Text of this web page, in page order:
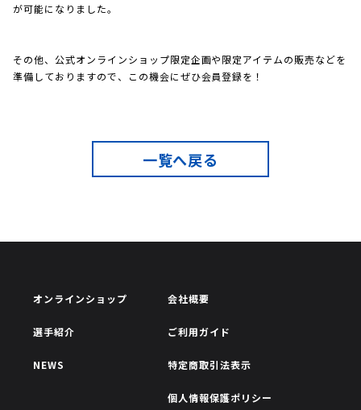
が可能になりました。
その他、公式オンラインショップ限定企画や限定アイテムの販売などを
準備しておりますので、この機会にぜひ会員登録を！
一覧へ戻る
オンラインショップ
選手紹介
NEWS
会社概要
ご利用ガイド
特定商取引法表示
個人情報保護ポリシー